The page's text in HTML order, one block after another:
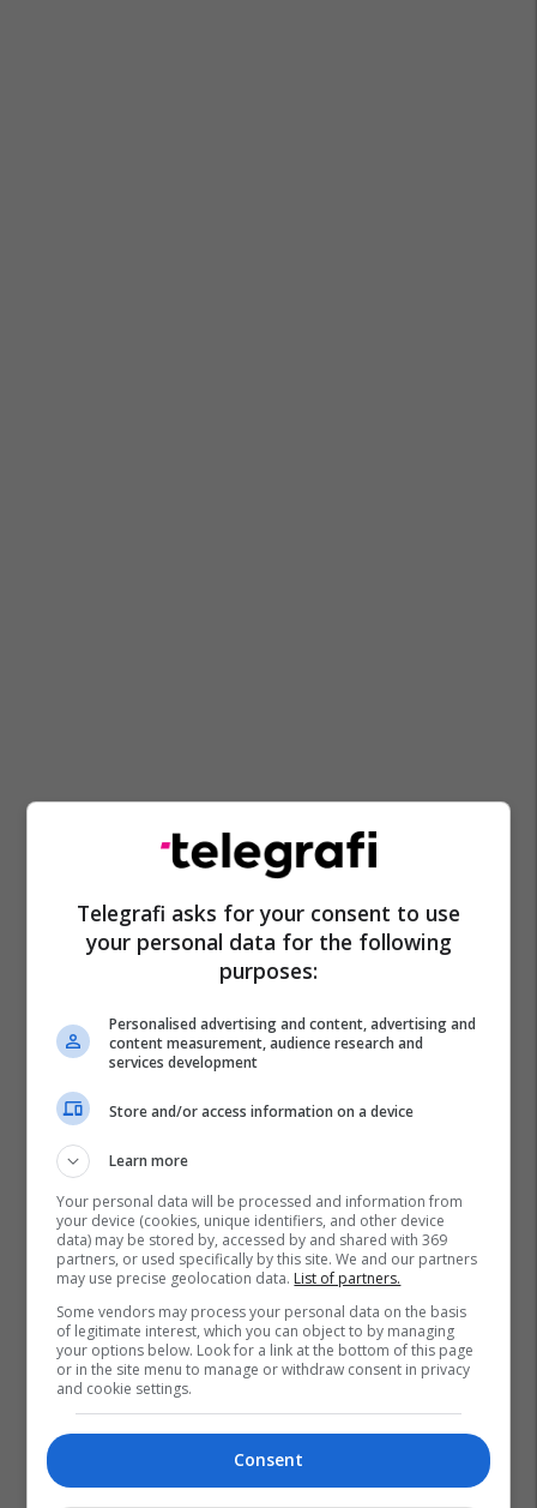
Ligue 1 Psg Neymar La Liga
Sandro Rosell
Barcelona
Telegrafi asks for your consent to use
your personal data for the following
purposes:
Personalised advertising and content, advertising and
content measurement, audience research and
services development
Store and/or access information on a device
Learn more
Your personal data will be processed and information from
your device (cookies, unique identifiers, and other device
data) may be stored by, accessed by and shared with 369
partners, or used specifically by this site. We and our partners
may use precise geolocation data. List of partners.
Some vendors may process your personal data on the basis
of legitimate interest, which you can object to by managing
your options below. Look for a link at the bottom of this page
or in the site menu to manage or withdraw consent in privacy
and cookie settings.
Consent